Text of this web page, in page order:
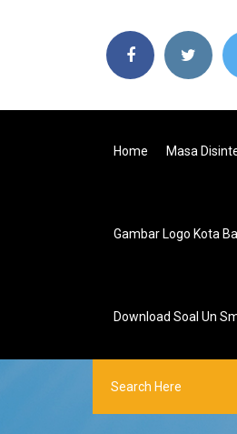
Home Masa
Gambar Logo Kota
Download Soal Un